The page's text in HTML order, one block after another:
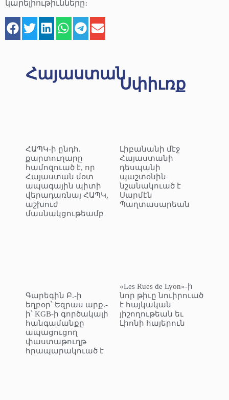
կարելիութիւնները։
Հայաստան
ՀԱՊԿ-ի ընդհ.
քարտուղարը
համոզուած է, որ
Հայաստան մօտ
ապագային պիտի
վերադառնայ ՀԱՊԿ,
աշխուժ
մասնակցութեամբ
Գարեգին Բ.-ի
եղբօր՝ Եզրաս արք.-
ի՝ KGB-ի գործակալի
հանգամանքը
ապացուցող
փաստաթուղթ
հրապարակուած է
Սփիւռք
Լիբանանի մէջ
Հայաստանի
դեսպանի
պաշտօնին
նշանակուած է
Սարմէն
Պաղտասարեան
«Les Rues de Lyon»-ի
նոր թիւը նուիրուած
է հայկական
յիշողութեան եւ
Լիոնի հայերուն